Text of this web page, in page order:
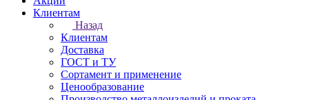
Клиентам
Назад
Клиентам
Доставка
ГОСТ и ТУ
Сортамент и применение
Ценообразование